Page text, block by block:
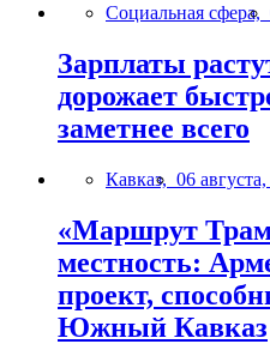
Социальная сфера,
Зарплаты
дорожает
заметнее всего
Кавказ, 06
«Маршрут
местность:
проект,
Южный Кавказ